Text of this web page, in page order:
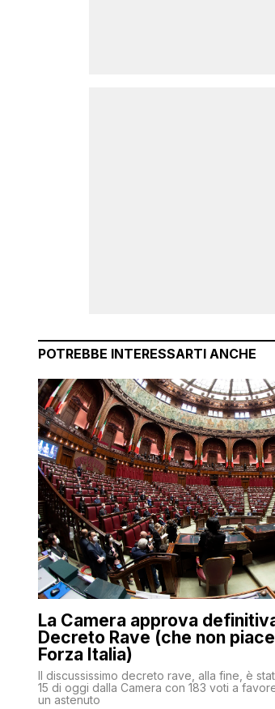
POTREBBE INTERESSARTI ANCHE
La Camera approva
Decreto Rave (che non
Forza Italia)
Il discussissimo decreto rave, alla fine, è
15 di oggi dalla Camera con 183 voti a
un astenuto